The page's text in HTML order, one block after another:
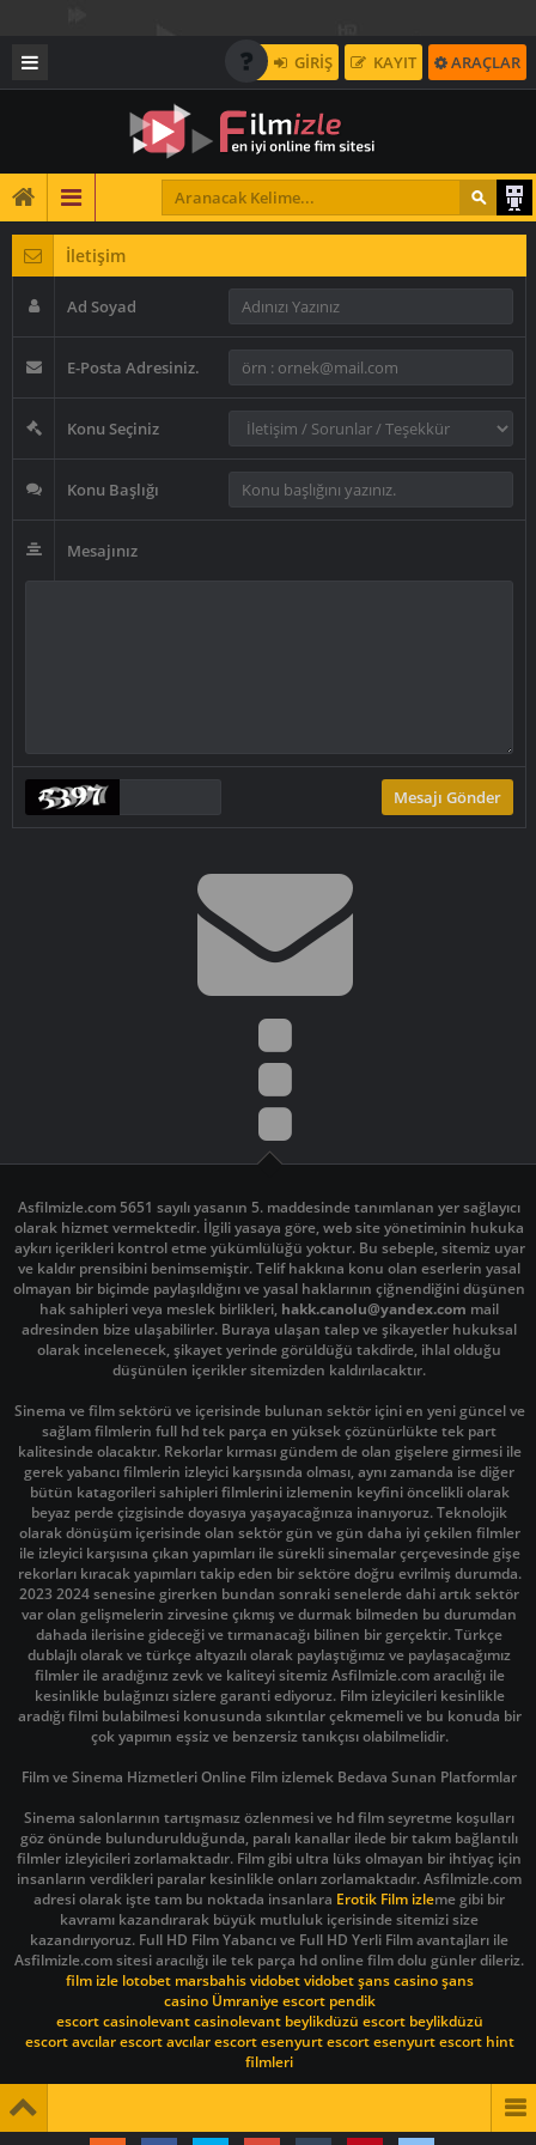
GİRİŞ KAYIT ARAÇLAR
İletişim
Ad Soyad
E-Posta Adresiniz.
Konu Seçiniz
Konu Başlığı
Mesajınız
Asfilmizle.com 5651 sayılı yasanın 5. maddesinde tanımlanan yer sağlayıcı
olarak hizmet vermektedir. İlgili yasaya göre, web site yönetiminin hukuka
aykırı içerikleri kontrol etme yükümlülüğü yoktur. Bu sebeple, sitemiz uyar
ve kaldır prensibini benimsemiştir. Telif hakkına konu olan eserlerin yasal
olmayan bir biçimde paylaşıldığını ve yasal haklarının çiğnendiğini düşünen
hak sahipleri veya meslek birlikleri, hakk.canolu@yandex.com mail
adresinden bize ulaşabilirler. Buraya ulaşan talep ve şikayetler hukuksal
olarak incelenecek, şikayet yerinde görüldüğü takdirde, ihlal olduğu
düşünülen içerikler sitemizden kaldırılacaktır.
Sinema ve film sektörü ve içerisinde bulunan sektör içini en yeni güncel ve
sağlam filmlerin full hd tek parça en yüksek çözünürlükte tek part
kalitesinde olacaktır. Rekorlar kırması gündem de olan gişelere girmesi ile
gerek yabancı filmlerin izleyici karşısında olması, aynı zamanda ise diğer
bütün katagorileri sahipleri filmlerini izlemenin keyfini öncelikli olarak
beyaz perde çizgisinde doyasıya yaşayacağınıza inanıyoruz. Teknolojik
olarak dönüşüm içerisinde olan sektör gün ve gün daha iyi çekilen filmler
ile izleyici karşısına çıkan yapımları ile sürekli sinemalar çerçevesinde gişe
rekorları kıracak yapımları takip eden bir sektöre doğru evrilmiş durumda.
2023 2024 senesine girerken bundan sonraki senelerde dahi artık sektör
var olan gelişmelerin zirvesine çıkmış ve durmak bilmeden bu durumdan
dahada ilerisine gideceği ve tırmanacağı bilinen bir gerçektir. Türkçe
dublajlı olarak ve türkçe altyazılı olarak paylaştığımız ve paylaşacağımız
filmler ile aradığınız zevk ve kaliteyi sitemiz Asfilmizle.com aracılığı ile
kesinlikle bulağınızı sizlere garanti ediyoruz. Film izleyicileri kesinlikle
aradığı filmi bulabilmesi konusunda sıkıntılar çekmemeli ve bu konuda bir
çok yapımın eşsiz ve benzersiz tanıkçısı olabilmelidir.
Film ve Sinema Hizmetleri Online Film izlemek Bedava Sunan Platformlar
Sinema salonlarının tartışmasız özlenmesi ve hd film seyretme koşulları
göz önünde bulundurulduğunda, paralı kanallar ilede bir takım bağlantılı
filmler izleyicileri zorlamaktadır. Film gibi ultra lüks olmayan bir ihtiyaç için
insanların verdikleri paralar kesinlikle onları zorlamaktadır. Asfilmizle.com
adresi olarak işte tam bu noktada insanlara Erotik Film izleme gibi bir
kavramı kazandırarak büyük mutluluk içerisinde sitemizi size
kazandırıyoruz. Full HD Film Yabancı ve Full HD Yerli Film avantajları ile
Asfilmizle.com sitesi aracılığı ile tek parça hd online film dolu günler dileriz.
film izle lotobet marsbahis vidobet vidobet şans casino şans
casino Ümraniye escort pendik
escort casinolevant casinolevant beylikdüzü escort beylikdüzü
escort avcılar escort avcılar escort esenyurt escort esenyurt escort hint
filmleri